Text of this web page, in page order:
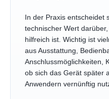
In der Praxis entscheidet
technischer Wert
hilfreich ist. Wichtig ist
aus Ausstattung,
Anschlussmöglichkeiten,
ob sich das Gerät später
Anwendern vernünftig